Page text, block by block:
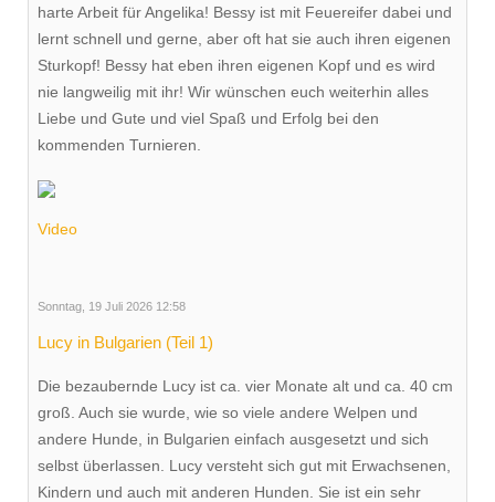
harte Arbeit für Angelika! Bessy ist mit Feuereifer dabei und
lernt schnell und gerne, aber oft hat sie auch ihren eigenen
Sturkopf! Bessy hat eben ihren eigenen Kopf und es wird
nie langweilig mit ihr! Wir wünschen euch weiterhin alles
Liebe und Gute und viel Spaß und Erfolg bei den
kommenden Turnieren.
Video
Sonntag, 19 Juli 2026 12:58
Lucy in Bulgarien (Teil 1)
Die bezaubernde Lucy ist ca. vier Monate alt und ca. 40 cm
groß. Auch sie wurde, wie so viele andere Welpen und
andere Hunde, in Bulgarien einfach ausgesetzt und sich
selbst überlassen. Lucy versteht sich gut mit Erwachsenen,
Kindern und auch mit anderen Hunden. Sie ist ein sehr